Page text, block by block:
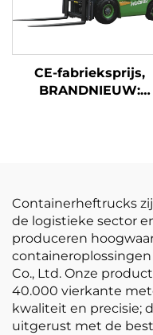
CE-fabrieksprijs,
BRANDNIEUW:
Containerheftrucks
de logistieke sector
produceren
Co., Ltd. Onze
40.000 vierkante
kwaliteit en precisie;
uitgerust met de